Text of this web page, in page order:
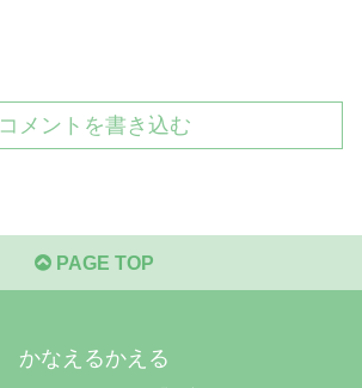
コメントを書き込む
PAGE TOP
かなえるかえる